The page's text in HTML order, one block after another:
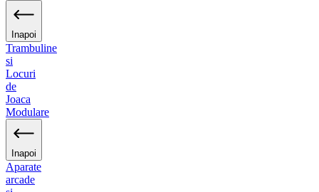
Inapoi
Trambuline
si
Locuri
de
Joaca
Modulare
Inapoi
Aparate
arcade